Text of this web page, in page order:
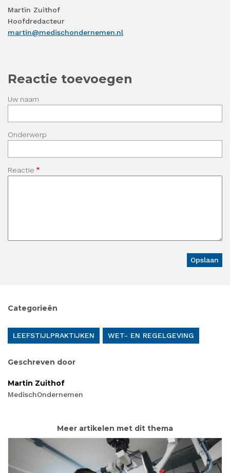
Martin Zuithof
Hoofdredacteur
martin@medischondernemen.nl
Reactie toevoegen
Uw naam
Onderwerp
Reactie
Categorieën
LEEFSTIJLPRAKTIJKEN WET- EN REGELGEVING
Geschreven door
Martin Zuithof
MedischOndernemen
Meer artikelen met dit thema